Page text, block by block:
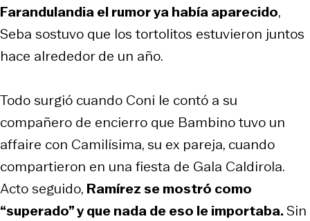
Farandulandia el rumor ya había aparecido,
Seba sostuvo que los tortolitos estuvieron juntos
hace alrededor de un año.
Todo surgió cuando Coni le contó a su
compañero de encierro que Bambino tuvo un
affaire con Camilísima, su ex pareja, cuando
compartieron en una fiesta de Gala Caldirola.
Acto seguido, Ramírez se mostró como
“superado” y que nada de eso le importaba.Sin